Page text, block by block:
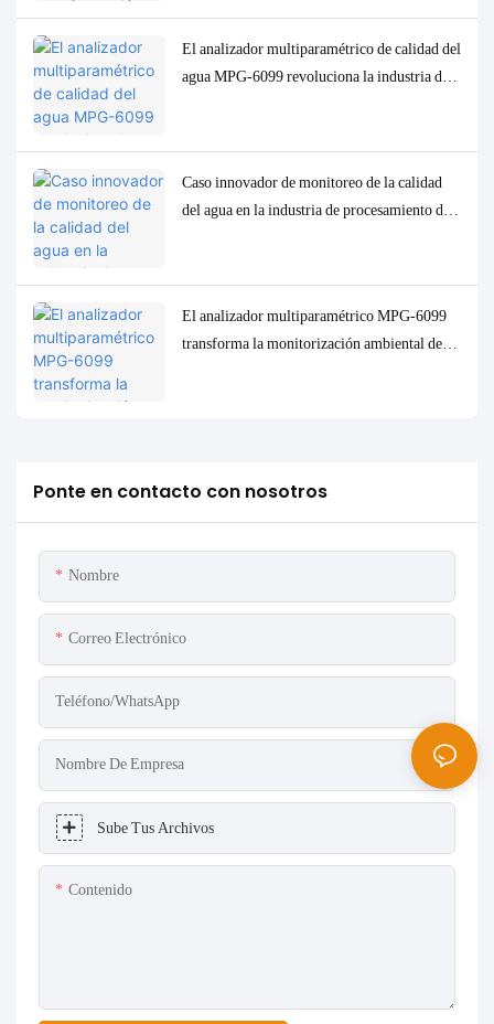
El analizador multiparamétrico de calidad del
agua MPG-6099 revoluciona la industria del
Caso innovador de monitoreo de la calidad
del agua en la industria de procesamiento de
El analizador multiparamétrico MPG-6099
transforma la monitorización ambiental del
Ponte en contacto con nosotros
Nombre
Correo Electrónico
Teléfono/WhatsApp
Nombre De Empresa
Sube Tus Archivos
Contenido